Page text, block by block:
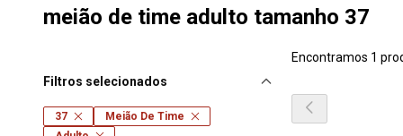
meião de time adulto tamanho 37
Filtros selecionados
37
Meião De Time
Encontramos 1